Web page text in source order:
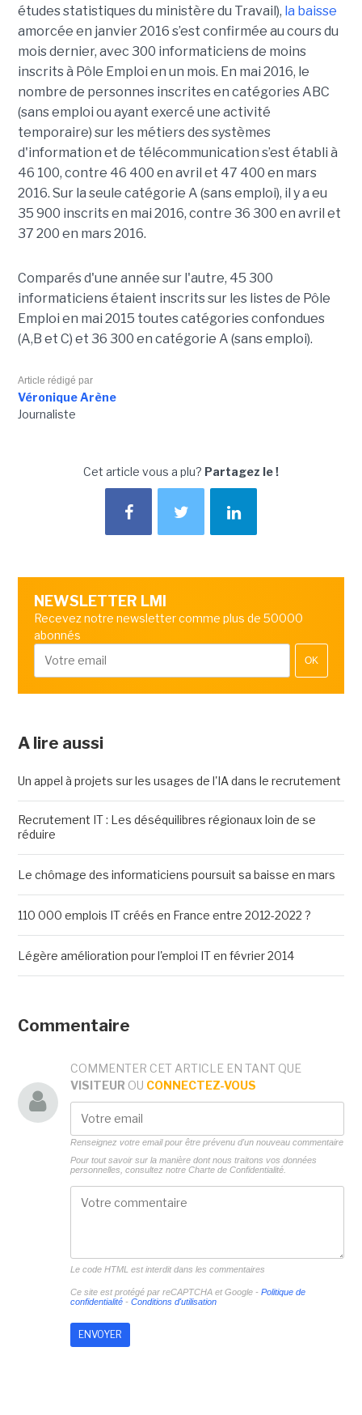
études statistiques du ministère du Travail), la baisse
amorcée en janvier 2016 s’est confirmée au cours du
mois dernier, avec 300 informaticiens de moins
inscrits à Pôle Emploi en un mois. En mai 2016, le
nombre de personnes inscrites en catégories ABC
(sans emploi ou ayant exercé une activité
temporaire) sur les métiers des systèmes
d'information et de télécommunication s’est établi à
46 100, contre 46 400 en avril et 47 400 en mars
2016. Sur la seule catégorie A (sans emploi), il y a eu
35 900 inscrits en mai 2016, contre 36 300 en avril et
37 200 en mars 2016.
Comparés d'une année sur l'autre, 45 300
informaticiens étaient inscrits sur les listes de Pôle
Emploi en mai 2015 toutes catégories confondues
(A,B et C) et 36 300 en catégorie A (sans emploi).
Article rédigé par
Véronique Arène
Journaliste
Cet article vous a plu? Partagez le !
NEWSLETTER LMI
Recevez notre newsletter comme plus de 50000
abonnés
OK
A lire aussi
Un appel à projets sur les usages de l'IA dans le recrutement
Recrutement IT : Les déséquilibres régionaux loin de se
réduire
Le chômage des informaticiens poursuit sa baisse en mars
110 000 emplois IT créés en France entre 2012-2022 ?
Légère amélioration pour l'emploi IT en février 2014
Commentaire
COMMENTER CET ARTICLE EN TANT QUE
VISITEUR OU CONNECTEZ-VOUS
Renseignez votre email pour être prévenu d'un nouveau commentaire
Pour tout savoir sur la manière dont nous traitons vos données
personnelles, consultez notre Charte de Confidentialité.
Le code HTML est interdit dans les commentaires
Ce site est protégé par reCAPTCHA et Google - Politique de
confidentialité- Conditions d'utilisation